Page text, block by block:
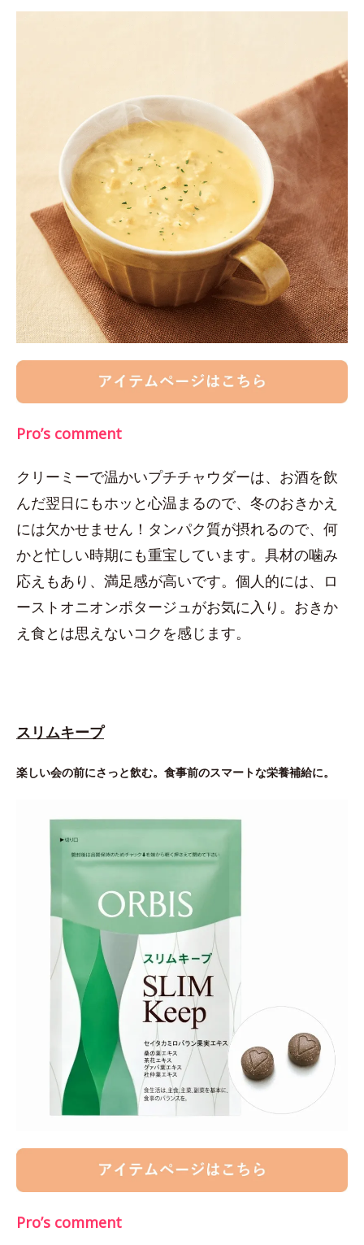
Pro’s comment
クリーミーで温かいプチチャウダーは、お酒を飲
んだ翌日にもホッと心温まるので、冬のおきかえ
には欠かせません！タンパク質が摂れるので、何
かと忙しい時期にも重宝しています。具材の噛み
応えもあり、満足感が高いです。個人的には、ロ
ーストオニオンポタージュがお気に入り。おきか
え食とは思えないコクを感じます。
スリムキープ
楽しい会の前にさっと飲む。食事前のスマートな栄養補給に。
Pro’s comment